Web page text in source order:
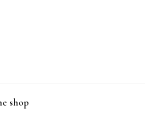
shop